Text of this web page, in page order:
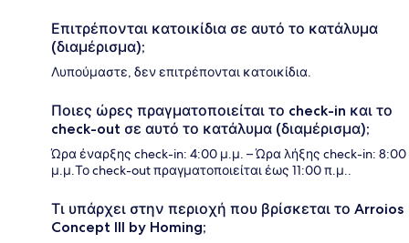
Επιτρέπονται κατοικίδια σε αυτό το κατάλυμα
(διαμέρισμα);
Λυπούμαστε, δεν επιτρέπονται κατοικίδια.
Ποιες ώρες πραγματοποιείται το check-in και το
check-out σε αυτό το κατάλυμα (διαμέρισμα);
Ώρα έναρξης check-in: 4:00 μ.μ. – Ώρα λήξης check-in: 8:00
μ.μ.Το check-out πραγματοποιείται έως 11:00 π.μ..
Τι υπάρχει στην περιοχή που βρίσκεται το Arroios
Concept III by Homing;